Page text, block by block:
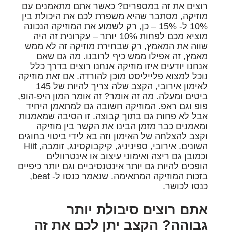
רוצים את זה במספרים? כאשר אתם מתאמנים עם
מוזיקה, מסתבר שהיא משפרת לכם את היכולת בין
10% ל- 15% – כן, רק לשמוע את המוזיקה הנכונה
מוציא מכם לפחות 10% יותר – עקרונית זה היה
שווה את המאמץ, רק שבחירת מוזיקה זה לא ממש
מאמץ, זה אפילו ממש כיף לרובנו. מה גם שאם
אנחנו יודעים איזו מוזיקה אנחנו רוצים בדרך כלל
נוכל למצוא פלייליסט מוכן להורדה. אם זאת מוזיקה
לאימון אירובי, הקצב שלה צריך להיות של 145
ביטים ומעלה. מה זה אומר? זה אומר המון היפ-הופ,
פופ וגם ראפ. המוזיקה חשובה גם למתאמן היחיד
אבל לא פחות גם בתוך קבוצה. זו הסיבה שמאמנות
ומאמנים כבר מזמן הבינו את הקשר בין מוזיקה
וקצב להצלחה של האימון וזה בא לידי ביטוי בחוגים
השונים. אירובי, ספיניניג, קיקבוקסינג, זומבה, Hiit
וכמובן גם ריצה ואימוני עיצוב או אינטרוולים
הופכים להיות גם יותר אינטנסיביים וגם יותר כיפיים
בזכות המוזיקה המתאימה. שנאמר כנסו ל- beat,
כנסו לכושר.
אתם רוצים סיבולת יותר
גבוהה? הקצב יתן לכם את זה